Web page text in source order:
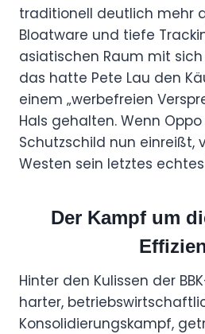
traditionell deutlich mehr
Bloatware und tiefe
asiatischen Raum mit
das hatte Pete Lau den
einem „werbefreien
Hals gehalten. Wenn
Schutzschild nun einreißt,
Westen sein letztes
Der Kampf um
Hinter den Kulissen der
harter,
Konsolidierungskampf,